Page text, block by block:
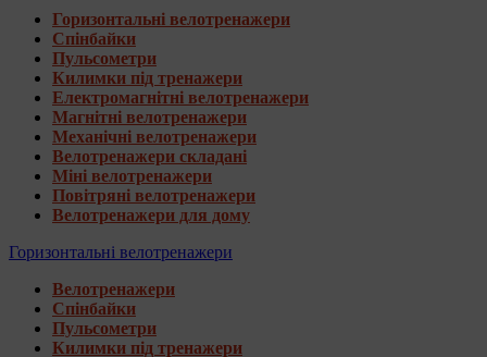
Горизонтальні велотренажери
Спінбайки
Пульсометри
Килимки під тренажери
Електромагнітні велотренажери
Магнітні велотренажери
Механічні велотренажери
Велотренажери складані
Міні велотренажери
Повітряні велотренажери
Велотренажери для дому
Горизонтальні велотренажери
Велотренажери
Спінбайки
Пульсометри
Килимки під тренажери